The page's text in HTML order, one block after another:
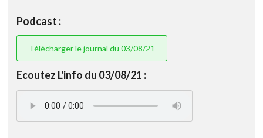
Podcast :
Télécharger le journal du 03/08/21
Ecoutez L'info du 03/08/21 :